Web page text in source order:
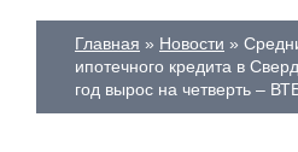
Главная Новости
ипотечного кредита в
год вырос на четверть –